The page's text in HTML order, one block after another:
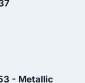
- Metallic